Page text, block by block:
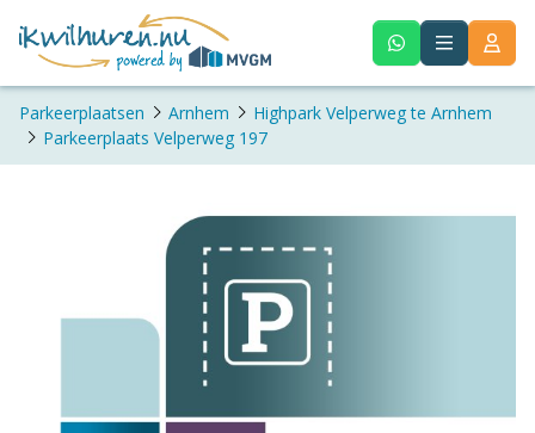
Parkeerplaatsen Arnhem
Highpark Velperweg te Arnhem
Parkeerplaats Velperweg 197